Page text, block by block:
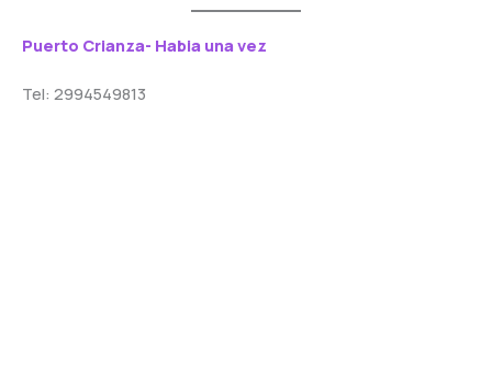
Puerto Crianza- Habia una vez
Tel: 2994549813